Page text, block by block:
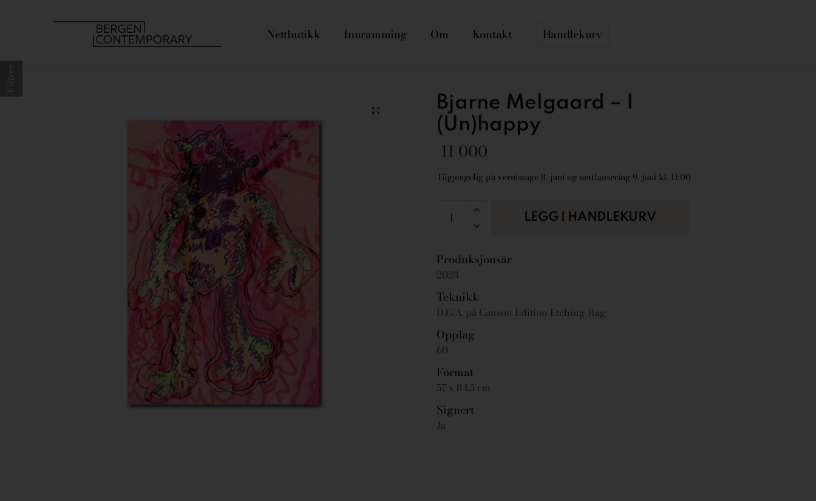
Nettbutikk Innramming Om Kontakt Handlekurv
Bjarne Melgaard – I
(Un)happy
11 000
Tilgjengelig på vernissage 8. juni og nettlansering 9. juni kl. 11:00
LEGG I HANDLEKURV
Produksjonsår
2023
Teknikk
D.G.A. på Canson Edition Etching Rag
Opplag
60
Format
57 x 84,5 cm
Signert
Ja
Filtrer